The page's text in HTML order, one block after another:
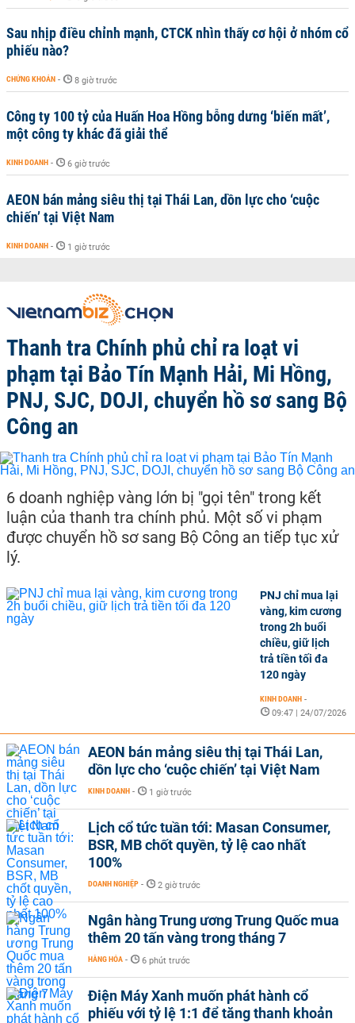
Sau nhịp điều chỉnh mạnh, CTCK nhìn thấy cơ hội ở nhóm cổ
phiếu nào?
CHỨNG KHOÁN - 8 giờ trước
Công ty 100 tỷ của Huấn Hoa Hồng bỗng dưng ‘biến mất’,
một công ty khác đã giải thể
KINH DOANH - 6 giờ trước
AEON bán mảng siêu thị tại Thái Lan, dồn lực cho ‘cuộc
chiến’ tại Việt Nam
KINH DOANH - 1 giờ trước
Thanh tra Chính phủ chỉ ra loạt vi
phạm tại Bảo Tín Mạnh Hải, Mi Hồng,
PNJ, SJC, DOJI, chuyển hồ sơ sang Bộ
Công an
6 doanh nghiệp vàng lớn bị "gọi tên" trong kết
luận của thanh tra chính phủ. Một số vi phạm
được chuyển hồ sơ sang Bộ Công an tiếp tục xử
lý.
PNJ chỉ mua lại
vàng, kim cương
trong 2h buổi
chiều, giữ lịch
trả tiền tối đa
120 ngày
KINH DOANH -
09:47 | 24/07/2026
AEON bán mảng siêu thị tại Thái Lan,
dồn lực cho ‘cuộc chiến’ tại Việt Nam
KINH DOANH - 1 giờ trước
Lịch cổ tức tuần tới: Masan Consumer,
BSR, MB chốt quyền, tỷ lệ cao nhất
100%
DOANH NGHIỆP - 2 giờ trước
Ngân hàng Trung ương Trung Quốc mua
thêm 20 tấn vàng trong tháng 7
HÀNG HÓA - 6 phút trước
Điện Máy Xanh muốn phát hành cổ
phiếu với tỷ lệ 1:1 để tăng thanh khoản